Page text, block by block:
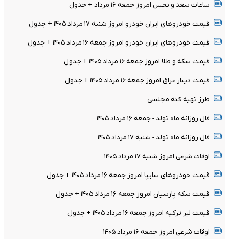
ساعات سعد و نحس امروز جمعه ۱۶ مرداد + جدول
قیمت خودرو‌های ایران خودرو امروز شنبه ۱۷ مرداد ۱۴۰۵ + جدول
قیمت خودرو‌های ایران خودرو امروز جمعه ۱۶ مرداد ۱۴۰۵ + جدول
قیمت سکه و طلا امروز جمعه ۱۶ مرداد ۱۴۰۵ + جدول
قیمت دینار عراق امروز جمعه ۱۶ مرداد ۱۴۰۵ + جدول
طرز تهیه کته مجلسی
فال روزانه ماه تولد - جمعه ۱۶ مرداد ۱۴۰۵
فال روزانه ماه تولد - شنبه ۱۷ مرداد ۱۴۰۵
اوقات شرعی امروز شنبه ۱۷ مرداد ۱۴۰۵
قیمت خودرو‌های سایپا امروز جمعه ۱۶ مرداد ۱۴۰۵ + جدول
قیمت سکه پارسیان امروز جمعه ۱۶ مرداد ۱۴۰۵ + جدول
قیمت لیر ترکیه امروز جمعه ۱۶ مرداد ۱۴۰۵ + جدول
اوقات شرعی امروز جمعه ۱۶ مرداد ۱۴۰۵